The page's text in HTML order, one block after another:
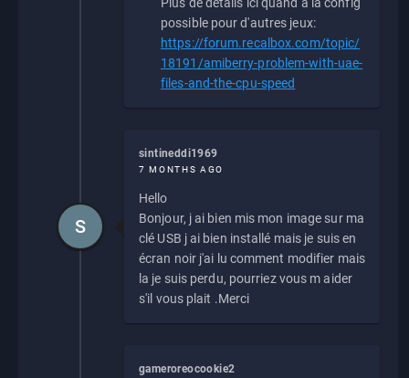
Plus de détails ici quand à la config
possible pour d'autres jeux:
https://forum.recalbox.com/topic/
18191/amiberry-problem-with-uae-
files-and-the-cpu-speed
sintineddi1969
7 MONTHS AGO
Hello
Bonjour, j ai bien mis mon image sur ma
clé USB j ai bien installé mais je suis en
écran noir j'ai lu comment modifier mais
la je suis perdu, pourriez vous m aider
s'il vous plait .Merci
S
gameroreocookie2